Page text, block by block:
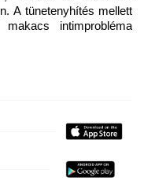
A tünetenyhítés mellett
intimprobléma